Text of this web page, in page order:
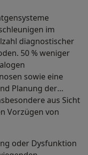
im
diagnostischer
50 % weniger
sowie eine
Planung der
aus Sicht
Vorzügen von
oder Dysfunktion